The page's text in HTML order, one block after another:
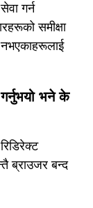
गर्न
समीक्षा
भने के
ब्राउजर बन्द